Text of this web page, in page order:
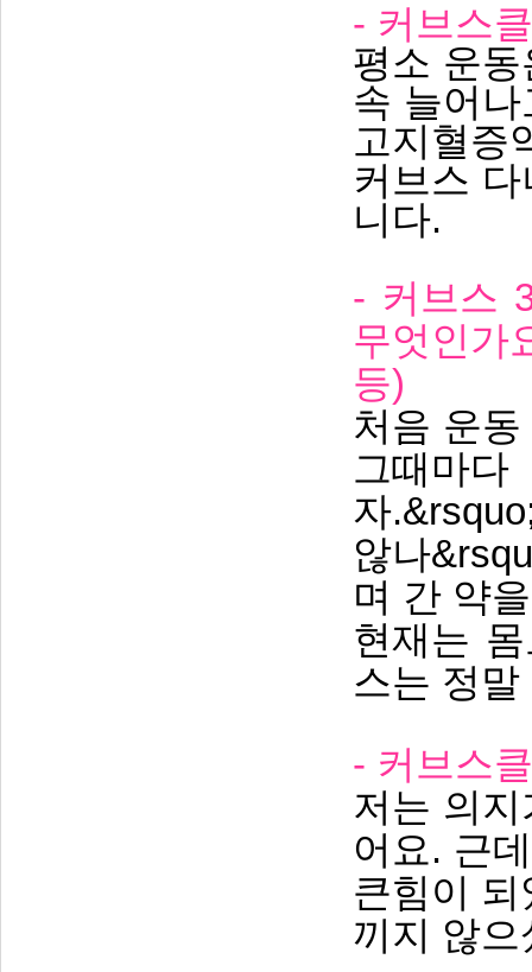
- 커브스
평소 운
속 늘어
고지혈증
커브스
니다.
- 커브스
무엇인가
등)
처음 운
그때마
자
않나
며 간 약
현재는
스는 정
- 커브스
저는 의
어요. 근
큰힘이
끼지 않